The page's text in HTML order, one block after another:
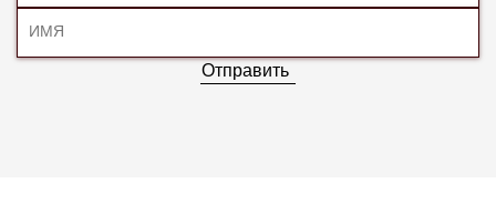
Отправить